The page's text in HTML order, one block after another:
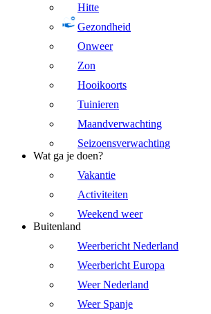
Hitte
Gezondheid
Onweer
Zon
Hooikoorts
Tuinieren
Maandverwachting
Seizoensverwachting
Wat ga je doen?
Vakantie
Activiteiten
Weekend weer
Buitenland
Weerbericht Nederland
Weerbericht Europa
Weer Nederland
Weer Spanje